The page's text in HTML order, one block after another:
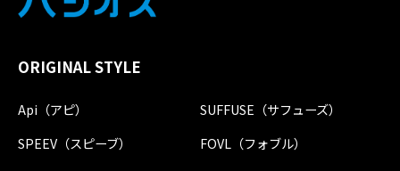
ORIGINAL STYLE
Api（アピ）
SUFFUSE（サフューズ）
SPEEV（スピーブ）
FOVL（フォブル）